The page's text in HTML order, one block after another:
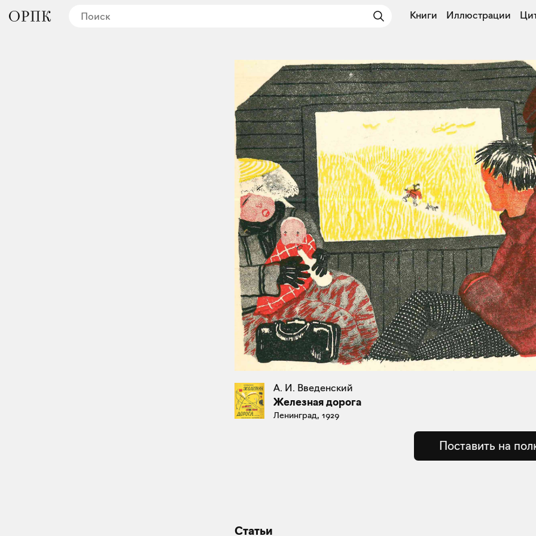
Книги Иллюстрации
А. И. Введенский
Железная дорога
Ленинград, 1929
Поставить на
Статьи